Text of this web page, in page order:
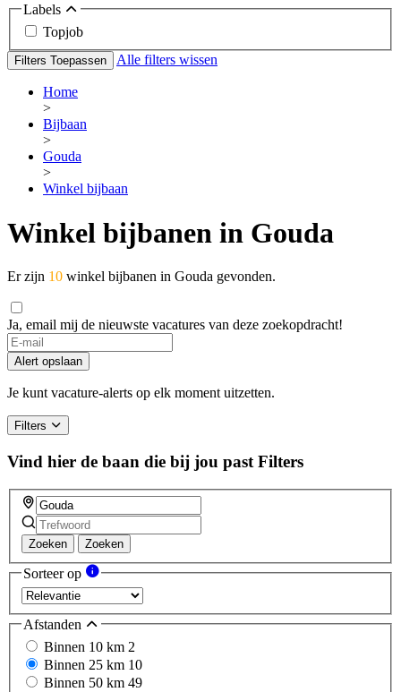
Labels
Topjob
Filters Toepassen Alle filters wissen
Home
>
Bijbaan
>
Gouda
>
Winkel bijbaan
Winkel bijbanen in Gouda
Er zijn 10 winkel bijbanen in Gouda gevonden.
Ja, email mij de nieuwste vacatures van deze zoekopdracht!
Alert opslaan
Je kunt vacature-alerts op elk moment uitzetten.
Filters
Vind hier de baan die bij jou past Filters
Zoeken Zoeken
Sorteer op
Afstanden
Binnen 10 km 2
Binnen 25 km 10
Binnen 50 km 49